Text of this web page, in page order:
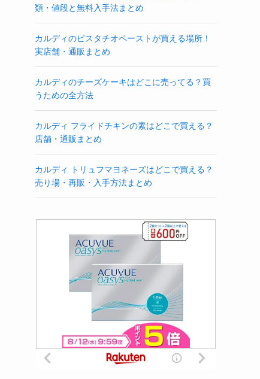
類・値段と無料入手法まとめ
カルディのピスタチオペーストが買える場所！
実店舗・通販まとめ
カルディのチーズケーキはどこに売ってる？買
うための全方法
カルディ フライドチキンの素はどこで買える？
店舗・通販まとめ
カルディ トリュフマヨネーズはどこで買える？
売り場・再販・入手方法まとめ